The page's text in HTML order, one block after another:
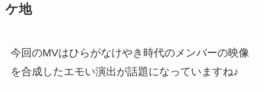
ケ地
今回のMVはひらがなけやき時代のメンバーの映像
を合成したエモい演出が話題になっていますね♪